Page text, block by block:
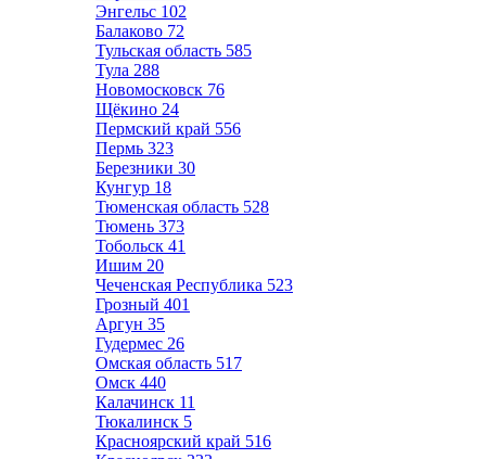
Энгельс 102
Балаково 72
Тульская область 585
Тула 288
Новомосковск 76
Щёкино 24
Пермский край 556
Пермь 323
Березники 30
Кунгур 18
Тюменская область 528
Тюмень 373
Тобольск 41
Ишим 20
Чеченская Республика 523
Грозный 401
Аргун 35
Гудермес 26
Омская область 517
Омск 440
Калачинск 11
Тюкалинск 5
Красноярский край 516